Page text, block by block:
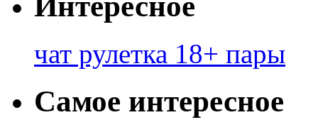
чат рулетка 18+ пары
Самое интересное